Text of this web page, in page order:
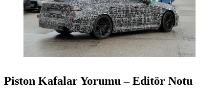
Piston Kafalar Yorumu – Editör Notu